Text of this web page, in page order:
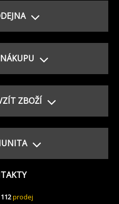
ZBOŽÍ
prodej